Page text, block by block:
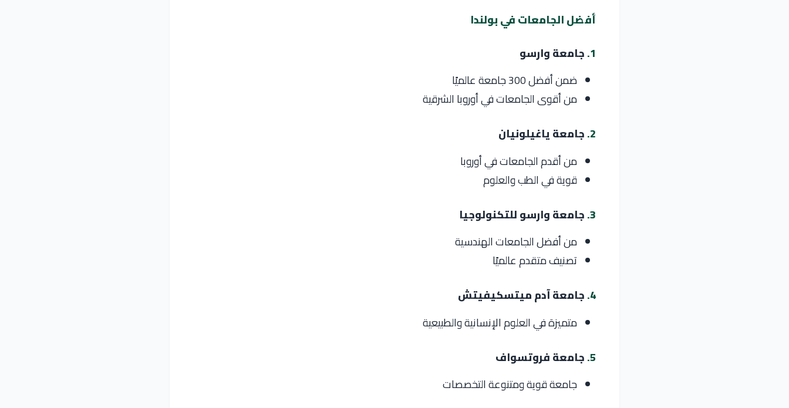
أفضل الجامعات في بولندا
1. جامعة وارسو
ضمن أفضل 300 جامعة عالميًا
من أقوى الجامعات في أوروبا الشرقية
2. جامعة ياغيلونيان
من أقدم الجامعات في أوروبا
قوية في الطب والعلوم
3. جامعة وارسو للتكنولوجيا
من أفضل الجامعات الهندسية
تصنيف متقدم عالميًا
4. جامعة آدم ميتسكيفيتش
متميزة في العلوم الإنسانية والطبيعية
5. جامعة فروتسواف
جامعة قوية ومتنوعة التخصصات